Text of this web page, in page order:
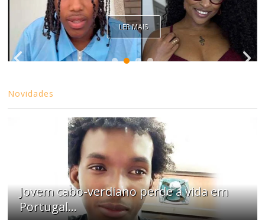
LER MAIS
Novidades
Jovem cabo-verdiano perde a vida em
Portugal...